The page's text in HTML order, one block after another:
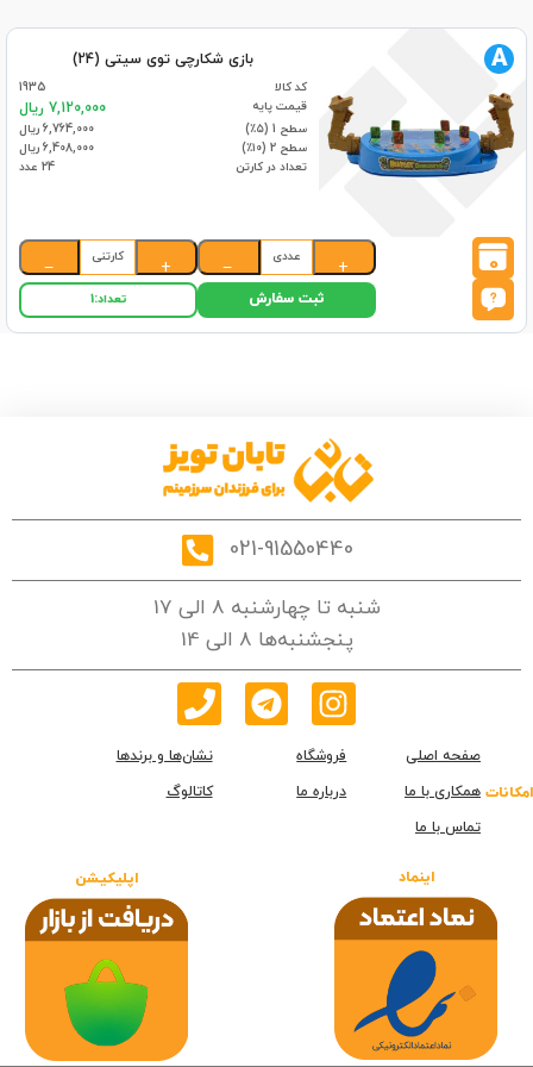
بازی شکارچی توی سیتی (24)
کد کالا
1935
قیمت پایه
7,120,000 ریال
سطح 1 (۵٪)
6,764,000 ریال
سطح 2 (۱۰٪)
6,408,000 ریال
تعداد در کارتن
24 عدد
0
A
+
عددی
−
+
کارتنی
−
ثبت سفارش تعداد:1
021-91550440
شنبه تا چهارشنبه 8 الی 17
پنجشنبه‌ها 8 الی 14
امکانات
صفحه اصلی فروشگاه
نشان‌ها و برندها
همکاری با ما
درباره ما
کاتالوگ
تماس با ما
اینماد اپلیکیشن